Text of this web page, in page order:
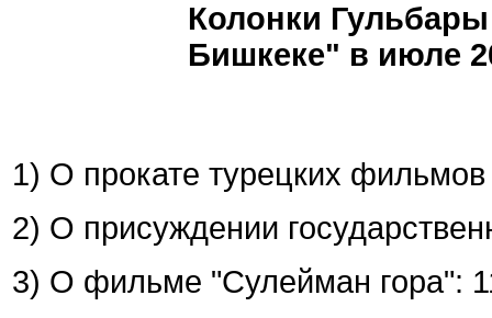
Колонки
Бишкеке" в июле
1) О прокате турецких
2) О присуждении
3) О фильме "Сулейман гора":